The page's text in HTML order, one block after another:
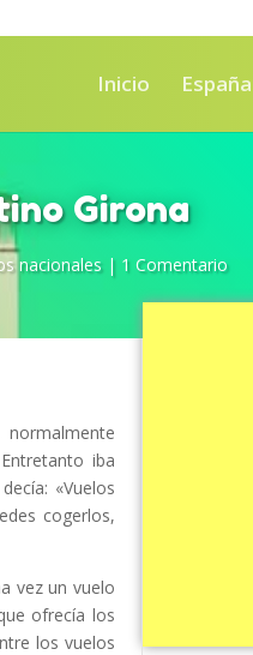
Inicio España
Girona
nacionales| 1 Comentario
iba
«Vuelos
cogerlos,
vez un vuelo
ofrecía los
los vuelos